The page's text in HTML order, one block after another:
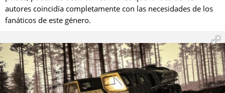
autores coincidía completamente con las necesidades de los
fanáticos de este género.